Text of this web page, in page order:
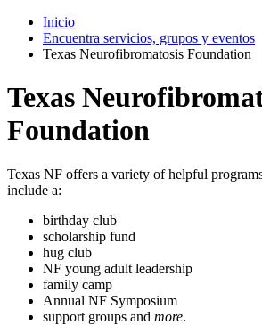
Inicio
Encuentra servicios, grupos y eventos
Texas Neurofibromatosis Foundation
Texas
Foundation
Texas NF offers a variety of helpful
include a:
birthday club
scholarship fund
hug club
NF young adult leadership
family camp
Annual NF Symposium
support groups and more.